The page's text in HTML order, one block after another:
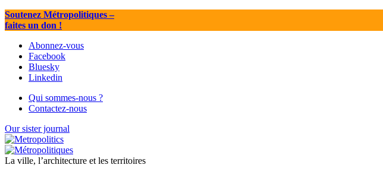
Soutenez Métropolitiques–
faites un don !
Abonnez-vous
Facebook
Bluesky
Linkedin
Qui sommes-nous ?
Contactez-nous
Our sister journal
La ville, l’architecture et les territoires